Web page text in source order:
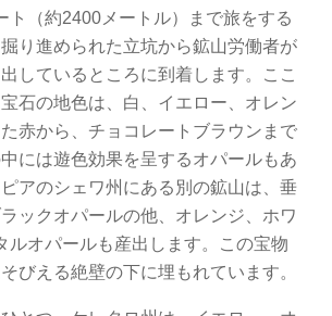
ト（約2400メートル）まで旅をする
り進められた立坑から鉱山労働者が
しているところに到着します。ここ
石の地色は、白、イエロー、オレン
赤から、チョコレートブラウンまで
には遊色効果を呈するオパールもあ
アのシェワ州にある別の鉱山は、垂
ックオパールの他、オレンジ、ホワ
ルオパールも産出します。この宝物
びえる絶壁の下に埋もれています。